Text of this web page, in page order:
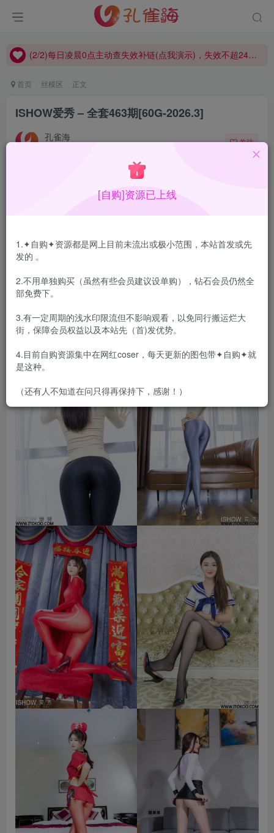
(2/2)每日凌晨0点主动查失效补链(点我演示)，失效不超24小时，
(2/2)每日凌晨0点主动查失效补链(点我演示)，失效不超24小时，
首页 丝模区 正文
ISHOW爱秀 – 全套463期[60G-2026.3]
孔雀海 关注
简直像beautyleg中国版，ISHOW爱秀前期感觉上在模仿
beautyleg品质也不高，可喜的是这几年大步上前，品质也
只是beautyleg那种单一向的风格，看得出进行了很多的尝
来的机构都有自己的绝活或者“门路”，ISHOW爱秀最早是大
概7年前从一个民间论坛起步，5年前进入大家视野，绝对草
根。
[自购]资源已上线
1.✦自购✦资源都是网上目前未流出或极小范围，本站首发或先
发的 。
2.不用单独购买（虽然有些会员建议设单购），钻石会员仍然全
部免费下。
3.有一定周期的浅水印限流但不影响观看，以免同行搬运烂大
街，保障会员权益以及本站先（首)发优势。
4.目前自购资源集中在网红coser，每天更新的图包带✦自购✦就
是这种。
（还有人不知道在问只得再保持下，感谢！）